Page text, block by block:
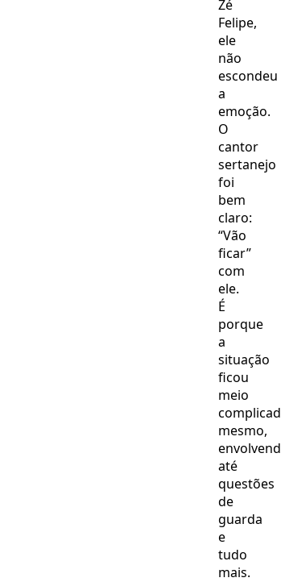
Zé
Felipe,
ele
não
escondeu
a
emoção.
O
cantor
sertanejo
foi
bem
claro:
“Vão
ficar”
com
ele.
É
porque
a
situação
ficou
meio
mesmo,
até
questões
de
guarda
e
tudo
mais.